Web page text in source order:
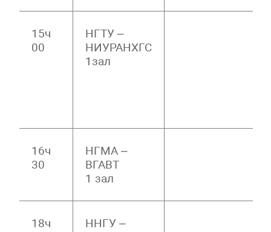
15ч
00
НГТУ –
НИУРАНХГС
1зал
16ч
30
НГМА –
ВГАВТ
1 зал
18ч
ННГУ –